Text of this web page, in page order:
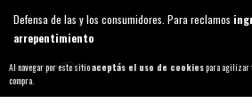
Al navegar por este sitioaceptás el uso de cookiespara agilizar
compra.
Defensa de las y los consumidores. Para reclamos
arrepentimiento